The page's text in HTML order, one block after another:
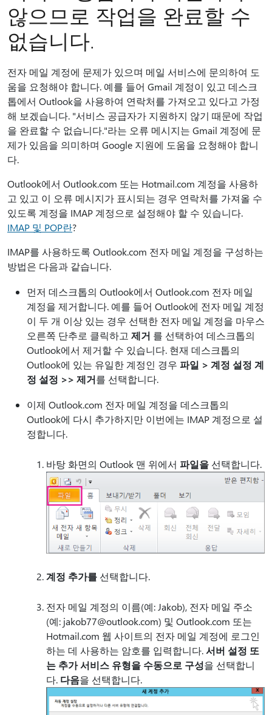
않으므로 작업을 완료할 수
없습니다.
전자 메일 계정에 문제가 있으며 메일 서비스에 문의하여 도
움을 요청해야 합니다. 예를 들어 Gmail 계정이 있고 데스크
톱에서 Outlook을 사용하여 연락처를 가져오고 있다고 가정
해 보겠습니다. "서비스 공급자가 지원하지 않기 때문에 작업
을 완료할 수 없습니다."라는 오류 메시지는 Gmail 계정에 문
제가 있음을 의미하며 Google 지원에 도움을 요청해야 합니
다.
Outlook에서 Outlook.com 또는 Hotmail.com 계정을 사용하
고 있고 이 오류 메시지가 표시되는 경우 연락처를 가져올 수
있도록 계정을 IMAP 계정으로 설정해야 할 수 있습니다.
IMAP 및 POP란?
IMAP를 사용하도록 Outlook.com 전자 메일 계정을 구성하는
방법은 다음과 같습니다.
먼저 데스크톱의 Outlook에서 Outlook.com 전자 메일
계정을 제거합니다. 예를 들어 Outlook에 전자 메일 계정
이 두 개 이상 있는 경우 선택한 전자 메일 계정을 마우스
오른쪽 단추로 클릭하고 제거 를 선택하여 데스크톱의
Outlook에서 제거할 수 있습니다. 현재 데스크톱의
Outlook에 있는 유일한 계정인 경우 파일 > 계정 설정 계
정 설정 >> 제거를 선택합니다.
이제 Outlook.com 전자 메일 계정을 데스크톱의
Outlook에 다시 추가하지만 이번에는 IMAP 계정으로 설
정합니다.
바탕 화면의 Outlook 맨 위에서 파일을 선택합니다.
계정 추가를 선택합니다.
전자 메일 계정의 이름(예: Jakob), 전자 메일 주소
(예: jakob77@outlook.com) 및 Outlook.com 또는
Hotmail.com 웹 사이트의 전자 메일 계정에 로그인
하는 데 사용하는 암호를 입력합니다.서버 설정 또
는 추가 서비스 유형을 수동으로 구성을 선택합니
다. 다음을 선택합니다.